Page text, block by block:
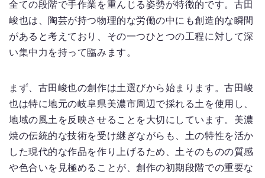
全ての段階で手作業を重んじる姿勢が特徴的です。古田
峻也は、陶芸が持つ物理的な労働の中にも創造的な瞬間
があると考えており、その一つひとつの工程に対して深
い集中力を持って臨みます。
まず、古田峻也の創作は土選びから始まります。古田峻
也は特に地元の岐阜県美濃市周辺で採れる土を使用し、
地域の風土を反映させることを大切にしています。美濃
焼の伝統的な技術を受け継ぎながらも、土の特性を活か
した現代的な作品を作り上げるため、土そのものの質感
や色合いを見極めることが、創作の初期段階での重要な